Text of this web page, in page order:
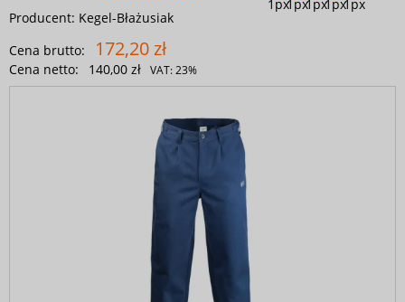
Producent: Kegel-Błażusiak
Cena brutto:
172,20 zł
Cena netto: 140,00 zł VAT:23%